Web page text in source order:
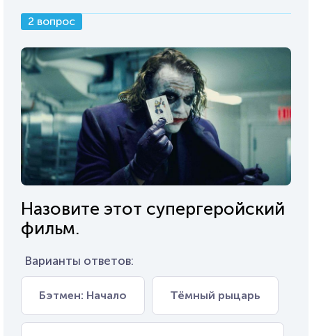
2 вопрос
Назовите этот супергеройский
фильм.
Варианты ответов:
Бэтмен: Начало Тёмный рыцарь